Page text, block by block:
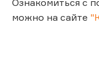
можно на сайте